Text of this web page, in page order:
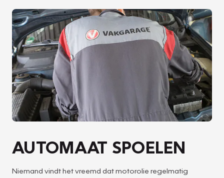
AUTOMAAT SPOELEN
Niemand vindt het vreemd dat motorolie regelmatig